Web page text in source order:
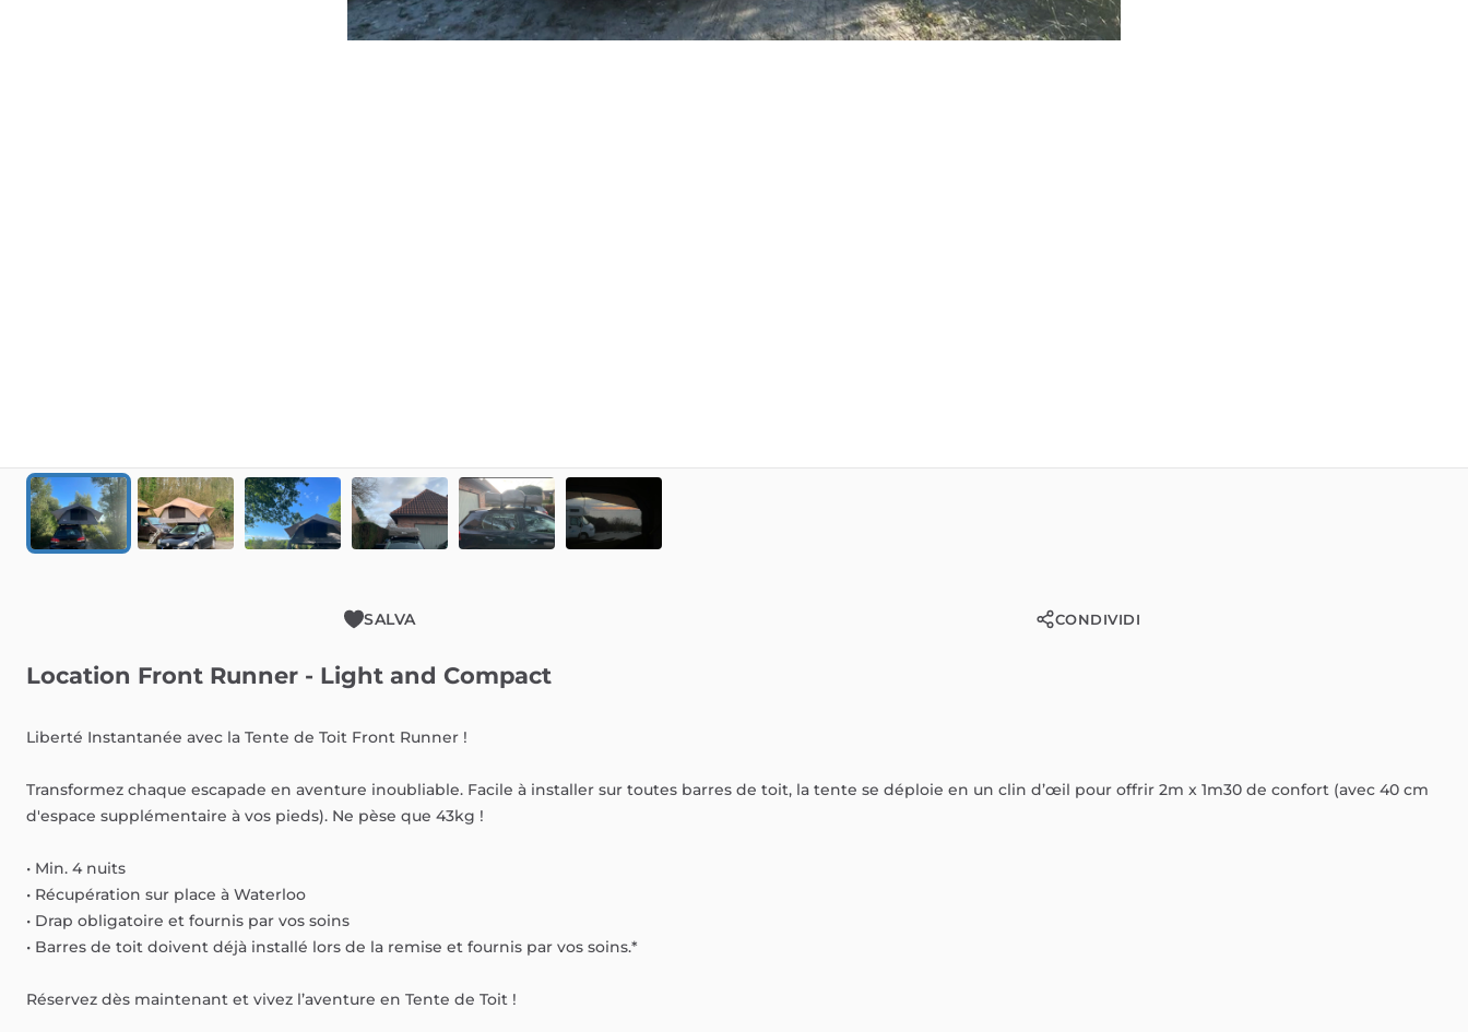
SALVA CONDIVIDI
Location Front Runner - Light and Compact
Liberté Instantanée avec la Tente de Toit Front Runner !
Transformez chaque escapade en aventure inoubliable. Facile à installer sur toutes barres de toit, la tente se déploie en un clin d’œil pour offrir 2m x 1m30 de confort (avec 40 cm
d'espace supplémentaire à vos pieds). Ne pèse que 43kg !
• Min. 4 nuits
• Récupération sur place à Waterloo
• Drap obligatoire et fournis par vos soins
• Barres de toit doivent déjà installé lors de la remise et fournis par vos soins.*
Réservez dès maintenant et vivez l’aventure en Tente de Toit !